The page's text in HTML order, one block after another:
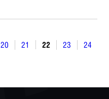
20 21 22 23
24